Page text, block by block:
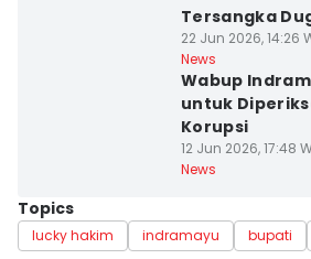
Tersangka
22 Jun 2026, 14:26
News
Wabup
untuk
Korupsi
12 Jun 2026, 17:48
News
Topics
lucky hakim indramayu bupati